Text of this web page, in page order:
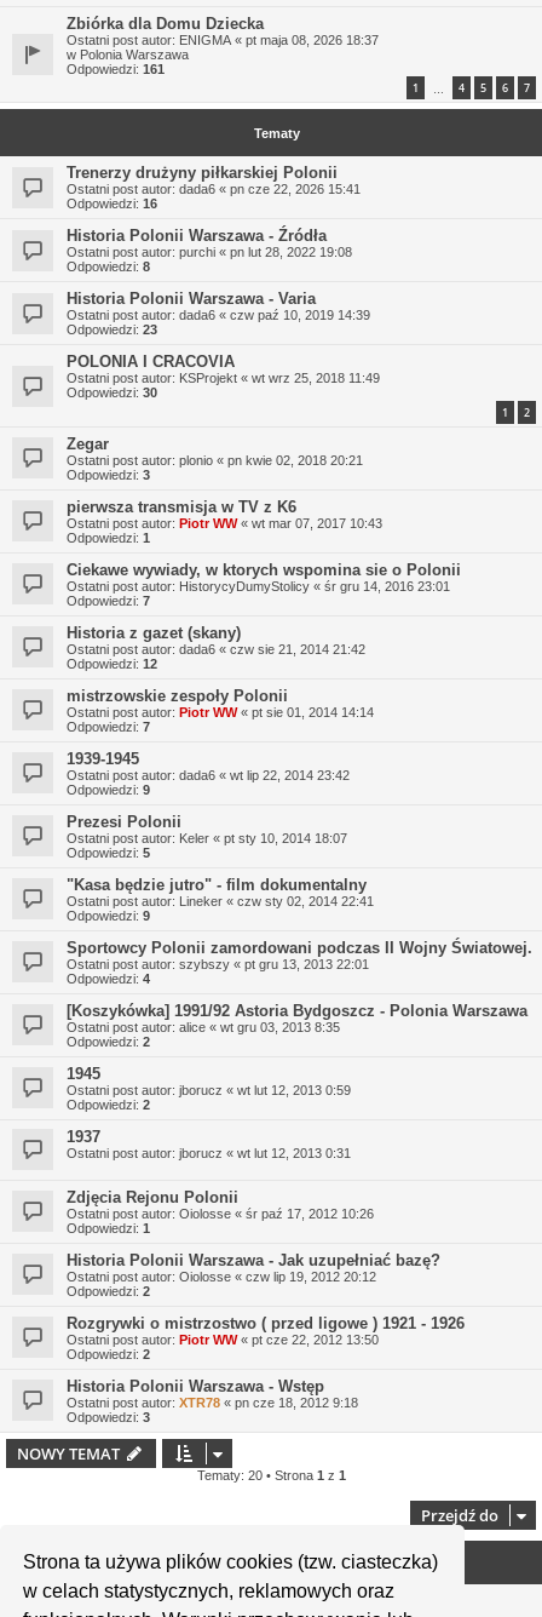
Strona ta używa plików cookies (tzw. ciasteczka)
w celach statystycznych, reklamowych oraz
Zbiórka dla Domu Dziecka
Ostatni post autor: ENIGMA « pt maja 08, 2026 18:37
w Polonia Warszawa
Odpowiedzi: 161
1 4 5 6 7
Tematy
Trenerzy drużyny piłkarskiej Polonii
Ostatni post autor: dada6 « pn cze 22, 2026 15:41
Odpowiedzi: 16
Historia Polonii Warszawa - Źródła
Ostatni post autor: purchi « pn lut 28, 2022 19:08
Odpowiedzi: 8
Historia Polonii Warszawa - Varia
Ostatni post autor: dada6 « czw paź 10, 2019 14:39
Odpowiedzi: 23
POLONIA I CRACOVIA
Ostatni post autor: KSProjekt « wt wrz 25, 2018 11:49
Odpowiedzi: 30
1 2
Zegar
Ostatni post autor: plonio « pn kwie 02, 2018 20:21
Odpowiedzi: 3
pierwsza transmisja w TV z K6
Ostatni post autor: Piotr WW« wt mar 07, 2017 10:43
Odpowiedzi: 1
Ciekawe wywiady, w ktorych wspomina sie o Polonii
Ostatni post autor: HistorycyDumyStolicy « śr gru 14, 2016 23:01
Odpowiedzi: 7
Historia z gazet (skany)
Ostatni post autor: dada6 « czw sie 21, 2014 21:42
Odpowiedzi: 12
mistrzowskie zespoły Polonii
Ostatni post autor: Piotr WW« pt sie 01, 2014 14:14
Odpowiedzi: 7
1939-1945
Ostatni post autor: dada6 « wt lip 22, 2014 23:42
Odpowiedzi: 9
Prezesi Polonii
Ostatni post autor: Keler « pt sty 10, 2014 18:07
Odpowiedzi: 5
"Kasa będzie jutro" - film dokumentalny
Ostatni post autor: Lineker « czw sty 02, 2014 22:41
Odpowiedzi: 9
Sportowcy Polonii zamordowani podczas II Wojny Światowej.
Ostatni post autor: szybszy « pt gru 13, 2013 22:01
Odpowiedzi: 4
[Koszykówka] 1991/92 Astoria Bydgoszcz - Polonia Warszawa
Ostatni post autor: alice « wt gru 03, 2013 8:35
Odpowiedzi: 2
1945
Ostatni post autor: jborucz « wt lut 12, 2013 0:59
Odpowiedzi: 2
1937
Ostatni post autor: jborucz « wt lut 12, 2013 0:31
Zdjęcia Rejonu Polonii
Ostatni post autor: Oiolosse « śr paź 17, 2012 10:26
Odpowiedzi: 1
Historia Polonii Warszawa - Jak uzupełniać bazę?
Ostatni post autor: Oiolosse « czw lip 19, 2012 20:12
Odpowiedzi: 2
Rozgrywki o mistrzostwo ( przed ligowe ) 1921 - 1926
Ostatni post autor: Piotr WW« pt cze 22, 2012 13:50
Odpowiedzi: 2
Historia Polonii Warszawa - Wstęp
Ostatni post autor: XTR78 « pn cze 18, 2012 9:18
Odpowiedzi: 3
NOWY TEMAT
Tematy: 20 • Strona 1 z 1
Przejdź do
Twoje uprawnienia na tym forum
tworzyć nowych tematów